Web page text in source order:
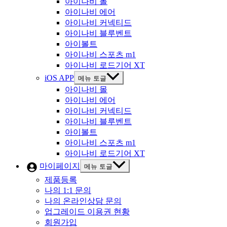
아이나비 에어
아이나비 커넥티드
아이나비 블루벤트
아이볼트
아이나비 스포츠 m1
아이나비 로드기어 XT
iOS APP 메뉴 토글
아이나비 몰
아이나비 에어
아이나비 커넥티드
아이나비 블루벤트
아이볼트
아이나비 스포츠 m1
아이나비 로드기어 XT
마이페이지
메뉴 토글
제품등록
나의 1:1 문의
나의 온라인상담 문의
업그레이드 이용권 현황
회원가입